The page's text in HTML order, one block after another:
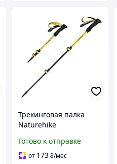
Трекинговая палка
Naturehike
51-100 см 3секции EVA,
Палки для треккинга
Готово к отправке
от 173₴/мес